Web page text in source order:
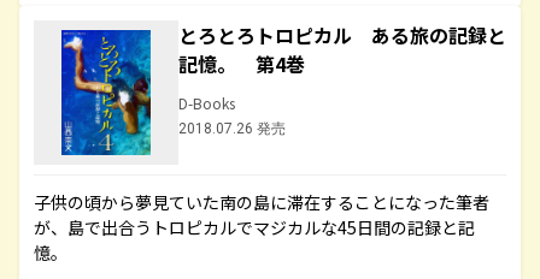
とろとろトロピカル ある旅の記録と
記憶。 第4巻
D-Books
2018.07.26 発売
子供の頃から夢見ていた南の島に滞在することになった筆者
が、島で出合うトロピカルでマジカルな45日間の記録と記
憶。